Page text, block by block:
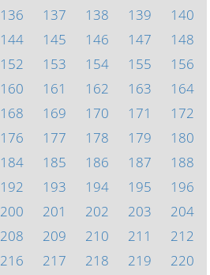
136 137 138 139
140
144 145 146 147
148
152 153 154 155
156
160 161 162 163
164
168 169 170 171
172
176 177 178 179
180
184 185 186 187
188
192 193 194 195
196
200 201 202 203
204
208 209 210 211
212
216 217 218 219
220